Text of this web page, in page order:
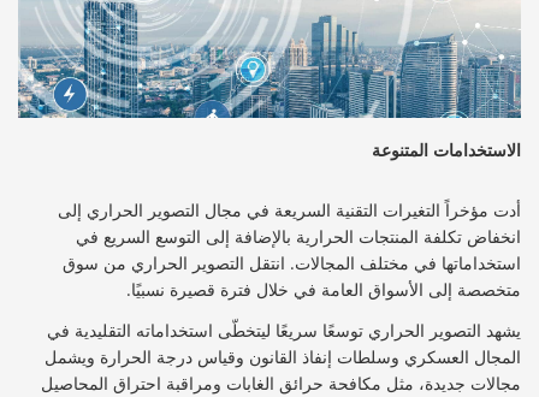
الاستخدامات المتنوعة
أدت مؤخراً التغيرات التقنية السريعة في مجال التصوير الحراري إلى
انخفاض تكلفة المنتجات الحرارية بالإضافة إلى التوسع السريع في
استخداماتها في مختلف المجالات. انتقل التصوير الحراري من سوق
متخصصة إلى الأسواق العامة في خلال فترة قصيرة نسبيًا.
يشهد التصوير الحراري توسعًا سريعًا ليتخطّى استخداماته التقليدية في
المجال العسكري وسلطات إنفاذ القانون وقياس درجة الحرارة ويشمل
مجالات جديدة، مثل مكافحة حرائق الغابات ومراقبة احتراق المحاصيل